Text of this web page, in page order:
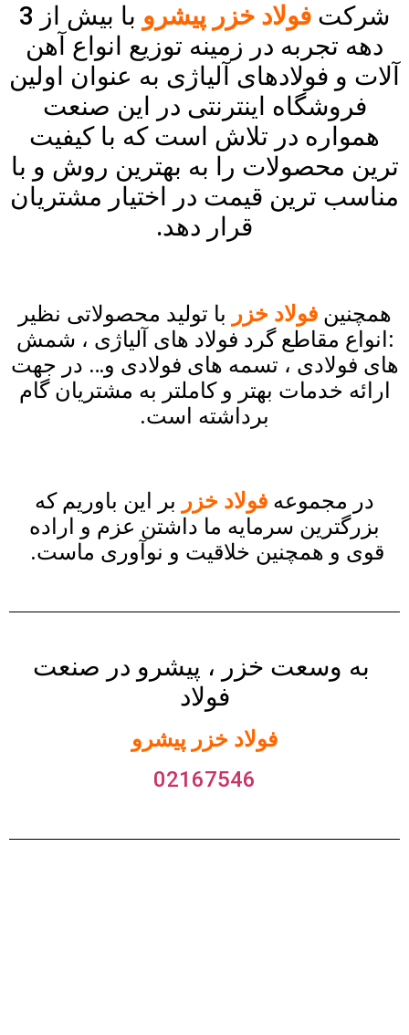
شرکت فولاد خزر پیشرو
با بیش از 3
دهه تجربه در زمینه توزیع انواع آهن
آلات و فولادهای آلیاژی به عنوان اولین
فروشگاه اینترنتی در این صنعت
همواره در تلاش است که با کیفیت
ترین محصولات را به بهترین روش و با
مناسب ترین قیمت در اختیار مشتریان
قرار دهد.
همچنینفولاد خزر با تولید محصولاتی نظیر
:انواع مقاطع گرد فولاد های آلیاژی ، شمش
های فولادی ، تسمه های فولادی و… در جهت
ارائه خدمات بهتر و کاملتر به مشتریان گام
برداشته است.
در مجموعه فولاد خزر بر این باوریم که
بزرگترین سرمایه ما داشتن عزم و اراده
قوی و همچنین خلاقیت و نوآوری ماست.
به وسعت خزر ، پیشرو در صنعت
فولاد
فولاد خزر پیشرو
02167546